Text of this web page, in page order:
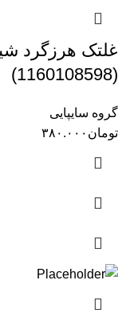
(1160108598)
گروه سایپایی
تومان ۳۸۰.۰۰۰